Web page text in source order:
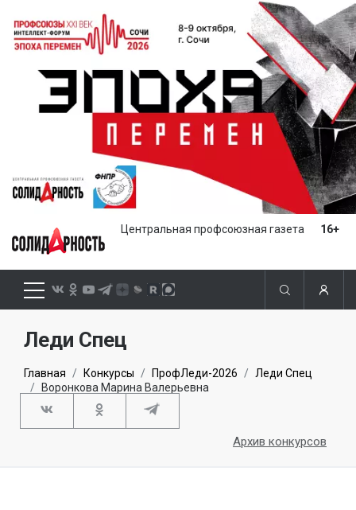
Центральная профсоюзная газета 16+
Леди Спец
Главная Конкурсы ПрофЛеди-2026
Леди Спец
Воронкова Марина Валерьевна
Архив конкурсов